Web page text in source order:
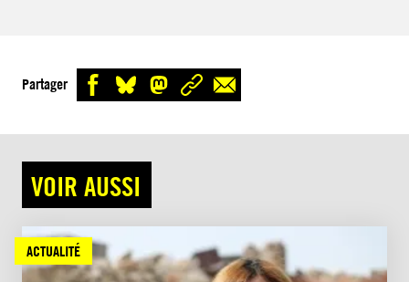
Partager
VOIR AUSSI
ACTUALITÉ